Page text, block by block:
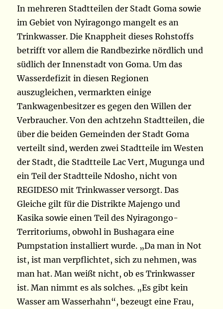
In mehreren Stadtteilen der Stadt Goma sowie
im Gebiet von Nyiragongo mangelt es an
Trinkwasser. Die Knappheit dieses Rohstoffs
betrifft vor allem die Randbezirke nördlich und
südlich der Innenstadt von Goma. Um das
Wasserdefizit in diesen Regionen
auszugleichen, vermarkten einige
Tankwagenbesitzer es gegen den Willen der
Verbraucher. Von den achtzehn Stadtteilen, die
über die beiden Gemeinden der Stadt Goma
verteilt sind, werden zwei Stadtteile im Westen
der Stadt, die Stadtteile Lac Vert, Mugunga und
ein Teil der Stadtteile Ndosho, nicht von
REGIDESO mit Trinkwasser versorgt. Das
Gleiche gilt für die Distrikte Majengo und
Kasika sowie einen Teil des Nyiragongo-
Territoriums, obwohl in Bushagara eine
Pumpstation installiert wurde. „Da man in Not
ist, ist man verpflichtet, sich zu nehmen, was
man hat. Man weißt nicht, ob es Trinkwasser
ist. Man nimmt es als solches. „Es gibt kein
Wasser am Wasserhahn“, bezeugt eine Frau,